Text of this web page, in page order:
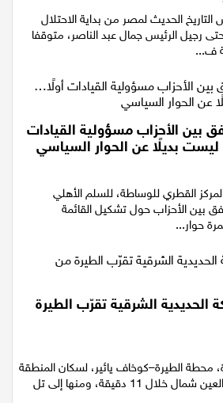
الحديث لمصر من بداية الاحتلال
لها عام 1882 وحتى رجيل الرئيس جمال عبد الناصر، متوقفا
بين الأحزاب مسؤولية القيادات
ليست بديلًا عن الحوار السياسي
القطري للوساطة، للسلم الأهلي
بين الأحزاب حول تشكيل القائمة
الشرقية تقرّب الطيرة
محطة الطيرة–كوخاف يائير، لسكان المنطقة